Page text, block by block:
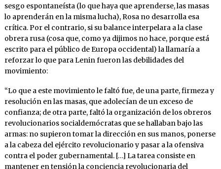
sesgo espontaneísta (lo que haya que aprenderse, las masas
lo aprenderán en la misma lucha), Rosa no desarrolla esa
crítica. Por el contrario, si su balance interpelara a la clase
obrera rusa (cosa que, como ya dijimos no hace, porque está
escrito para el público de Europa occidental) la llamaría a
reforzar lo que para Lenin fueron las debilidades del
movimiento:
“Lo que a este movimiento le faltó fue, de una parte, firmeza y
resolución en las masas, que adolecían de un exceso de
confianza; de otra parte, faltó la organización de los obreros
revolucionarios socialdemócratas que se hallaban bajo las
armas: no supieron tomar la dirección en sus manos, ponerse
a la cabeza del ejército revolucionario y pasar a la ofensiva
contra el poder gubernamental. […] La tarea consiste en
mantener en tensión la conciencia revolucionaria del